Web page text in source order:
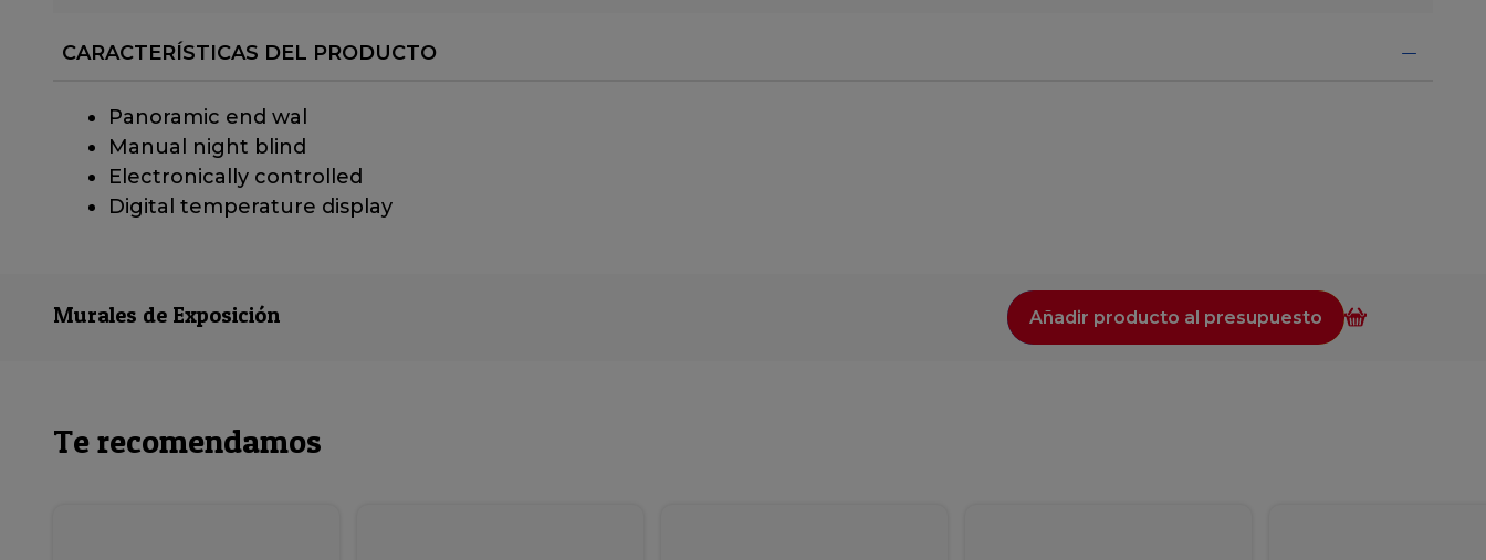
CARACTERÍSTICAS DEL PRODUCTO
Panoramic end wal
Manual night blind
Electronically controlled
Digital temperature display
Murales de Exposición Añadir producto al presupuesto
Te recomendamos